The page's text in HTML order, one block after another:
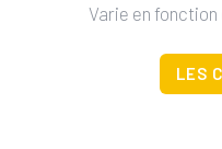
Varie en
LES